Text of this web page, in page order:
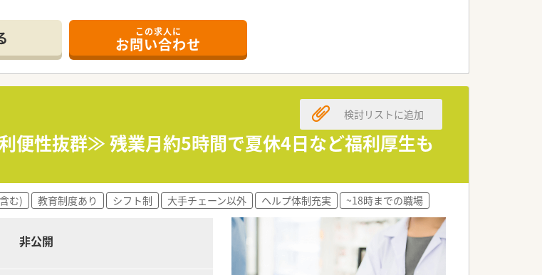
管理薬剤師としての経験をお持ちの方を求めております。
で明るく挨拶ができるコミュニケーション力を重視します。
がら業務に取り組める協調性のある方が理想となります。
て患者様とのふれあいと思いやりを大切にしています。
ドバイザーとして、身近な薬局であり続けたい考えです。
、ありがとうという感謝の気持ちを忘れないことです。
この求人に
お問い合わせ
便性抜群≫ 残業月約5時間で夏休4日など福利厚生も
検討リストに追加
む) 教育制度あり シフト制 大手チェーン以外 ヘルプ体制充実 ~18時までの職場
非公開